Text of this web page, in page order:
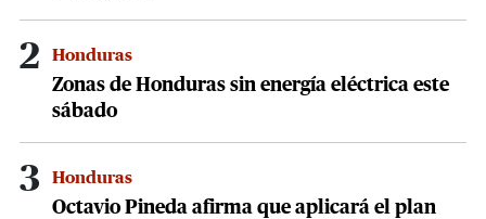
2 Honduras
Zonas de Honduras sin energía eléctrica este
sábado
3 Honduras
Octavio Pineda afirma que aplicará el plan